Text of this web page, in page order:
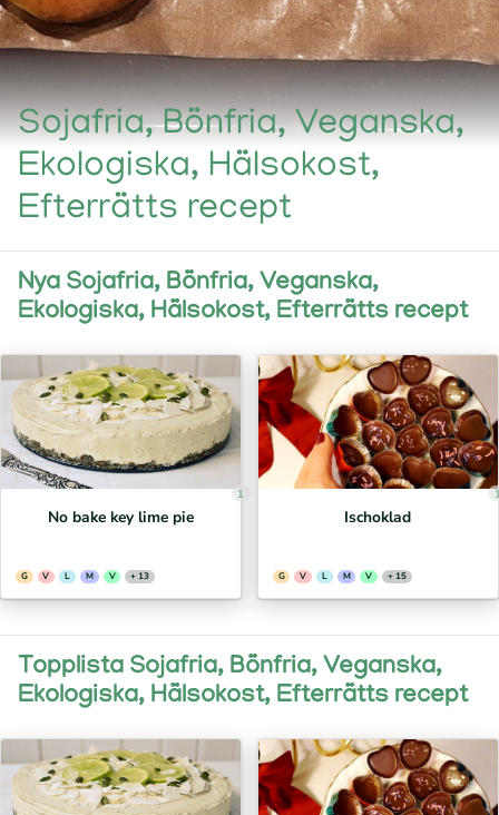
Sojafria, Bönfria, Veganska,
Ekologiska, Hälsokost,
Efterrätts recept
Nya Sojafria, Bönfria, Veganska,
Ekologiska, Hälsokost, Efterrätts recept
1
No bake key lime pie
G V L M V + 13
Ischoklad
G V L M V + 15
Topplista Sojafria, Bönfria, Veganska,
Ekologiska, Hälsokost, Efterrätts recept